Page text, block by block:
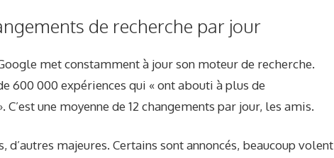
de recherche par jour
met constamment à jour son moteur de recherche.
600 000 expériences qui « ont abouti à plus de
une moyenne de 12 changements par jour, les amis.
majeures. Certains sont annoncés, beaucoup volent